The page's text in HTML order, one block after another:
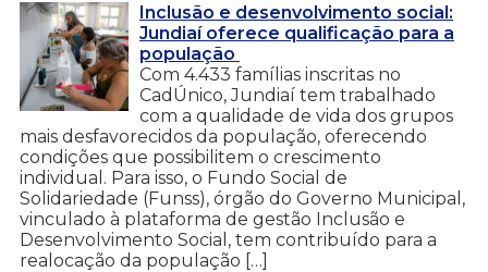
Inclusão e desenvolvimento social:
Jundiaí oferece qualificação para a
população
Com 4.433 famílias inscritas no
CadÚnico, Jundiaí tem trabalhado
com a qualidade de vida dos grupos
mais desfavorecidos da população, oferecendo
condições que possibilitem o crescimento
individual. Para isso, o Fundo Social de
Solidariedade (Funss), órgão do Governo Municipal,
vinculado à plataforma de gestão Inclusão e
Desenvolvimento Social, tem contribuído para a
realocação da população […]